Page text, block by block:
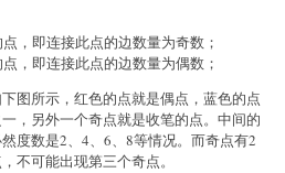
，即连接此点的边数量为奇数；
，即连接此点的边数量为偶数；
图所示，红色的点就是偶点，蓝色的点
，另外一个奇点就是收笔的点。中间的
度数是2、4、6、8等情况。而奇点有2
不可能出现第三个奇点。